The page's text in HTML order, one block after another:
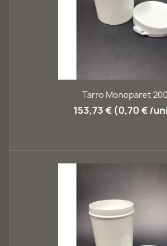
Tarro Monoparet
153,73 € (0,70 € /